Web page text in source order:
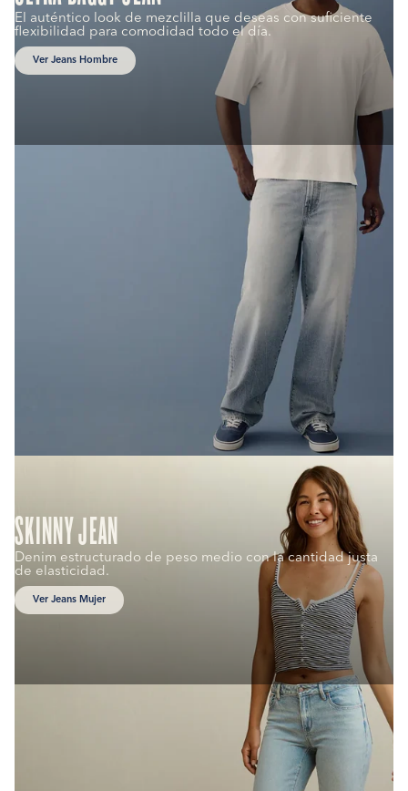
El auténtico look de mezclilla que deseas con suficiente
flexibilidad para comodidad todo el día.
Ver Jeans Hombre
SKINNY JEAN
Denim estructurado de peso medio con la cantidad justa
de elasticidad.
Ver Jeans Mujer